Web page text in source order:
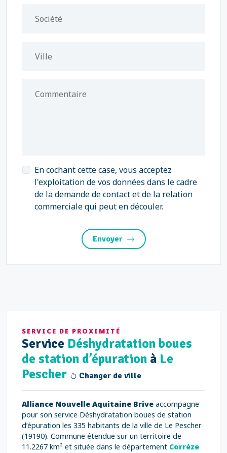
Société
Ville
Commentaire
En cochant cette case, vous acceptez
l'exploitation de vos données dans le cadre
de la demande de contact et de la relation
commerciale qui peut en découler.
Envoyer
SERVICE DE PROXIMITÉ
Service Déshydratation boues
de station d’épuration à Le
Pescher
Changer de ville
Alliance Nouvelle Aquitaine Brive accompagne
pour son service Déshydratation boues de station
d’épuration les 335 habitants de la ville de Le Pescher
(19190). Commune étendue sur un territoire de
11.2267 km² et située dans le département Corrèze